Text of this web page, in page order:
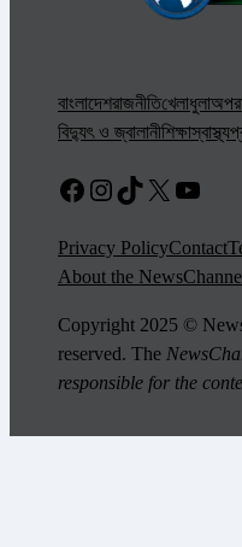
বাংলাদেশরাজনীতিখেলাধুলা
বিদ্যুৎ ও জ্বালানীশিক্ষাস্বাস্থ্য
Facebook
Instagram
TikTok
X
Privacy PolicyContact
About the
Copyright 2025 ©
reserved. The
responsible for the